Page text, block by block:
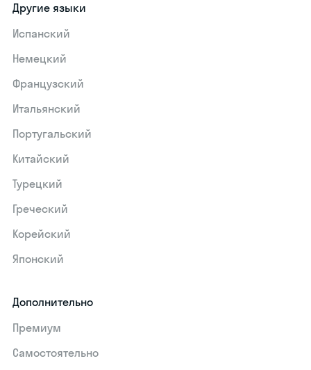
Другие языки
Испанский
Немецкий
Французский
Итальянский
Португальский
Китайский
Турецкий
Греческий
Корейский
Японский
Дополнительно
Премиум
Самостоятельно